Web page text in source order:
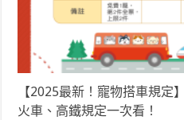
【2025最新！寵物搭車規定
火車、高鐵規定一次看！